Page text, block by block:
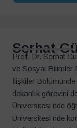
Serhat
Prof. Dr. Serhat
ve Sosyal Bilimler
İlişkiler
dekanlık görevini
Üniversitesi’nde
Üniversitesi’nde